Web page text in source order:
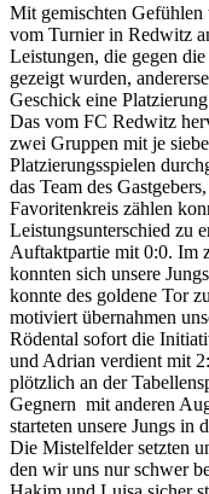
Mit gemischten Gefühlen
vom Turnier in Redwitz
Leistungen, die gegen
gezeigt wurden,
Geschick eine
Das vom FC Redwitz
zwei Gruppen mit je
Platzierungsspielen
das Team des
Favoritenkreis zählen
Leistungsunterschied zu
Auftaktpartie mit 0:0. Im
konnten sich unsere
konnte des goldene Tor
motiviert übernahmen
Rödental sofort die
und Adrian verdient mit
plötzlich an der
Gegnern mit anderen
starteten unsere Jungs in
Die Mistelfelder setzten
den wir uns nur schwer